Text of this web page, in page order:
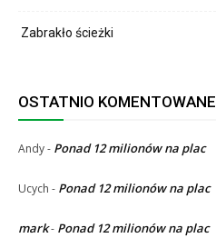
Zabrakło ścieżki
OSTATNIO KOMENTOWANE
Andy- Ponad 12 milionów na plac
Ucych - Ponad 12 milionów na plac
mark- Ponad 12 milionów na plac